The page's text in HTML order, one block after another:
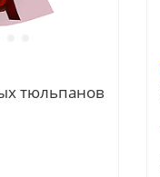
тюльпанов